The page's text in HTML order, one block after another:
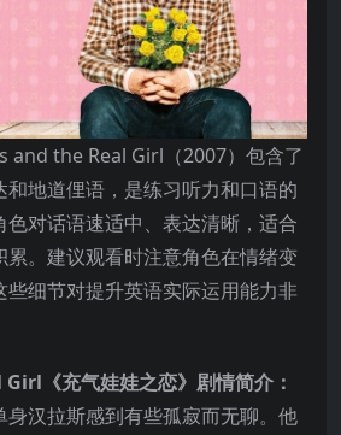
and the Real Girl（2007）包含了
地道俚语，是练习听力和口语的
对话语速适中、表达清晰，适合
累。建议观看时注意角色在情绪变
些细节对提升英语实际运用能力非
《充气娃娃之恋》剧情简介：
身汉拉斯感到有些孤寂而无聊。他